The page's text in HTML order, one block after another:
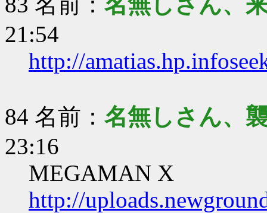
21:54
http://
84 名前： 名無しさん、
23:16
MEGAMAN X
http://